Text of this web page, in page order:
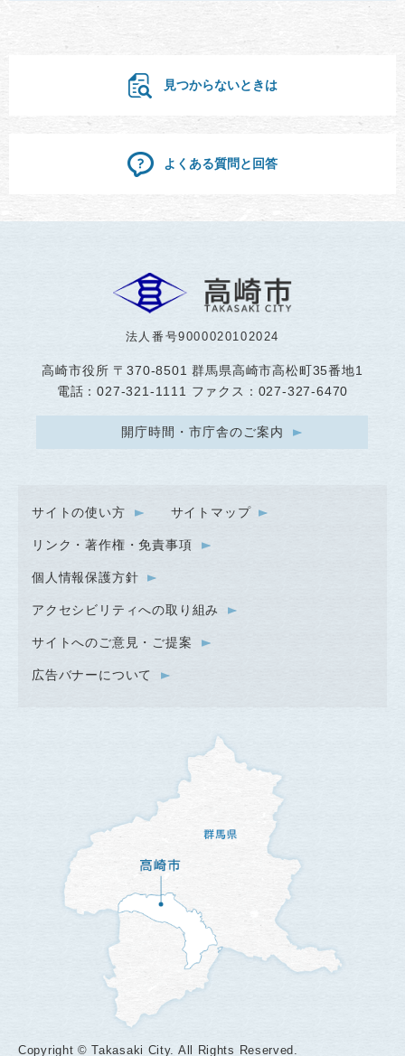
見つからないときは
よくある質問と回答
法人番号9000020102024
高崎市役所 〒370-8501 群馬県高崎市高松町35番地1
電話：027-321-1111 ファクス：027-327-6470
開庁時間・市庁舎のご案内
サイトの使い方 サイトマップ
リンク・著作権・免責事項
個人情報保護方針
アクセシビリティへの取り組み
サイトへのご意見・ご提案
広告バナーについて
Copyright © Takasaki City. All Rights Reserved.